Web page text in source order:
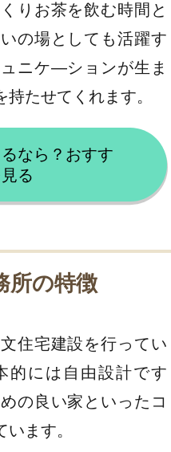
りお茶を飲む時間と
の場としても活躍す
ニケ―ションが生ま
たせてくれます。
なら？おすす
る
所の特徴
住宅建設を行ってい
的には自由設計です
の良い家といったコ
ます。